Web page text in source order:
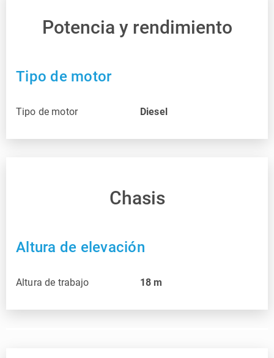
Potencia y rendimiento
Tipo de motor
Tipo de motor Diesel
Chasis
Altura de elevación
Altura de trabajo 18 m